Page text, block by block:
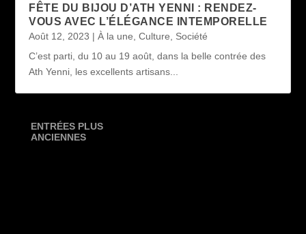
FÊTE DU BIJOU D’ATH YENNI : RENDEZ-
VOUS AVEC L’ÉLÉGANCE INTEMPORELLE
Août 12, 2023 |À la une ,Culture
Société
C’est parti, du 10 au 19 août, dans la belle contrée des
Ath Yenni, les excellents artisans...
ENTRÉES PLUS
ANCIENNES